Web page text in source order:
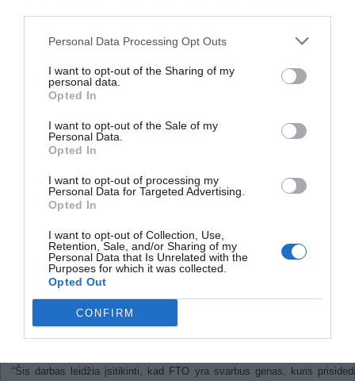
Personal Data Processing Opt Outs
I want to opt-out of the Sharing of my
personal data.
Opted In
I want to opt-out of the Sale of my
Personal Data.
Opted In
I want to opt-out of processing my
Personal Data for Targeted Advertising.
Opted In
I want to opt-out of Collection, Use,
Retention, Sale, and/or Sharing of my
Personal Data that Is Unrelated with the
Purposes for which it was collected.
Opted Out
CONFIRM
Philips pagamino dėvimą
skausmą malšinantį įrenginį
Už saulės sistemos ribų aptiktos
dar trys planetos
Hiperaktyvus FTO genas
persivalgymą ir nutukimą
Mokslininkai patvirtino tiesioginį ryšį tarp FTO geno ir nutukimo, tai
įrodymai rodantys, kad per didelis geno aktyvumas skatina
nutukimą.
Mokslininkų komanda iš Oksfordo universiteto paskelbė gautus
“Nature Genetics” leidinyje.
Komandos rezultatai rodo, kad genai gali būti perspektyvus taikinys
“Šis darbas leidžia įsitikinti, kad FTO yra svarbus genas, kuris